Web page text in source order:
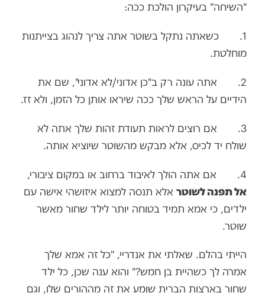
"השיחה" בעיקרון הולכת ככה:
1. כשאתה נתקל בשוטר אתה צריך לנהוג בצייתנות
מוחלטת.
2. אתה עונה רק ב"כן אדוני/לא אדוני", שם את
הידיים על הראש שלך ככה שיראו אותן כל הזמן, ולא זז.
3. אם רוצים לראות תעודת זהות שלך אתה לא
שולח יד לכיס, אלא מבקש מהשוטר שיוציא אותה.
4. אם אתה הולך לאיבוד ברחוב או במקום ציבורי,
אל תפנה לשוטר אלא תנסה למצוא איזושהי אישה עם
ילדים, כי אמא תמיד בטוחה יותר לילד שחור מאשר
שוטר.
הייתי בהלם. שאלתי את אנדריי, "כל זה אמא שלך
אמרה לך כשהיית בן חמש?" והוא ענה שכן, כל ילד
שחור בארצות הברית שומע את זה מההורים שלו, וגם